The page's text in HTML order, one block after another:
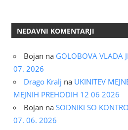
NEDAVNI KOMENTARJI
Bojan na GOLOBOVA VLADA
07. 2026
Drago Kralj na UKINITEV
MEJNIH PREHODIH 12 06 2026
Bojan na SODNIKI SO
07. 06. 2026